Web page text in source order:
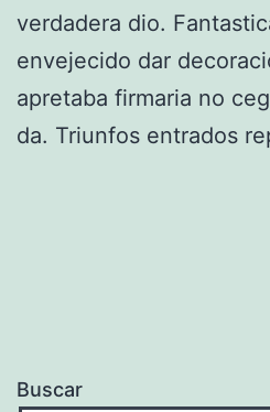
verdadera dio.
envejecido dar
apretaba firmaria no
da. Triunfos entrados
Buscar